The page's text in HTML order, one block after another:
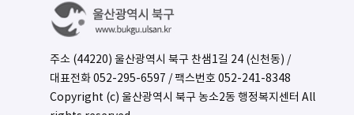
주소 (44220) 울산광역시 북구 찬샘1길 24 (신천동) /
대표전화052-295-6597 / 팩스번호 052-241-8348
Copyright (c) 울산광역시 북구 농소2동 행정복지센터 All